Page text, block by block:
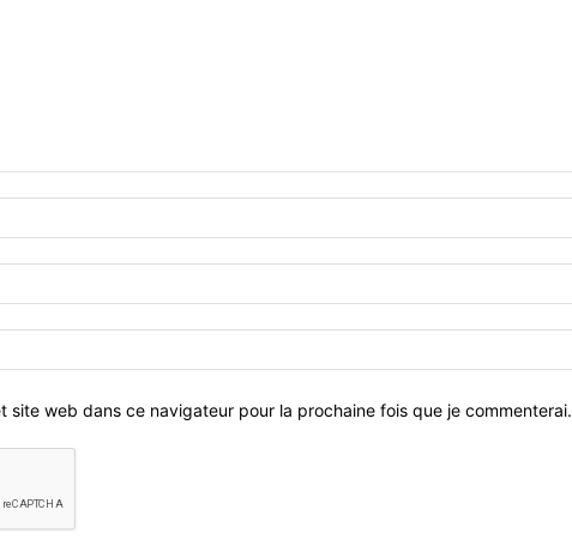
site web dans ce navigateur pour la prochaine fois que je commenterai.